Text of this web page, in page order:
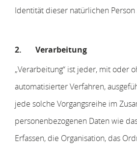
Identität dieser natürlichen Person
2. Verarbeitung
„Verarbeitung“ ist jeder, mit oder
automatisierter Verfahren,
jede solche Vorgangsreihe im
personenbezogenen Daten wie
Erfassen, die Organisation, das